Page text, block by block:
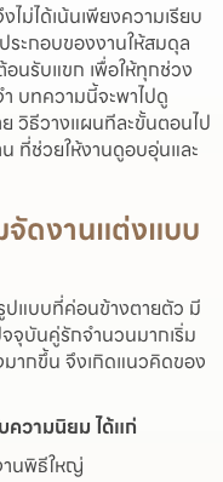
ม่ได้เน้นเพียงความเรียบ
ะกอบของงานให้สมดุล
นรับแขก เพื่อให้ทุกช่วง
บทความนี้จะพาไปดู
วิธีวางแผนทีละขั้นตอนไป
ที่ช่วยให้งานดูอบอุ่นและ
จัดงานแต่งแบบ
แบบที่ค่อนข้างตายตัว มี
จุบันคู่รักจำนวนมากเริ่ม
ากขึ้น จึงเกิดแนวคิดของ
วามนิยม ได้แก่
านพิธีใหญ่